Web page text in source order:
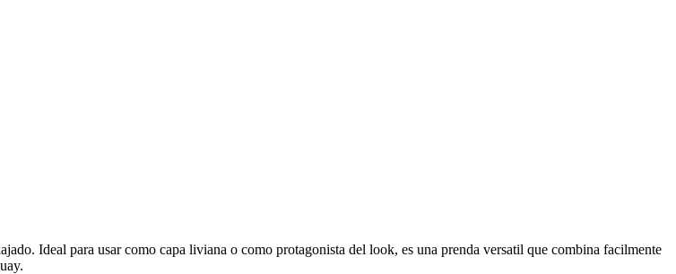
Ideal para usar como capa liviana o como protagonista del look, es una prenda versatil que combina facilmente